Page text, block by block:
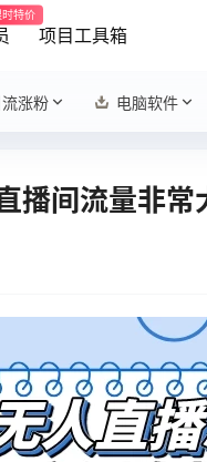
时特价
项目工具箱
流涨粉 电脑软件
间流量非常